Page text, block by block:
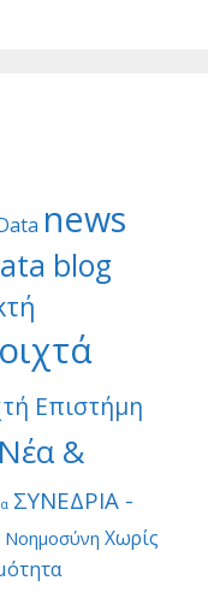
news
blog
Επιστήμη
Νέα &
ΣΥΝΕΔΡΙΑ -
Νοημοσύνη Χωρίς